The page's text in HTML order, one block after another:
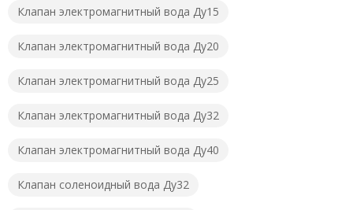
Клапан электромагнитный вода Ду15
Клапан электромагнитный вода Ду20
Клапан электромагнитный вода Ду25
Клапан электромагнитный вода Ду32
Клапан электромагнитный вода Ду40
Клапан соленоидный вода Ду32